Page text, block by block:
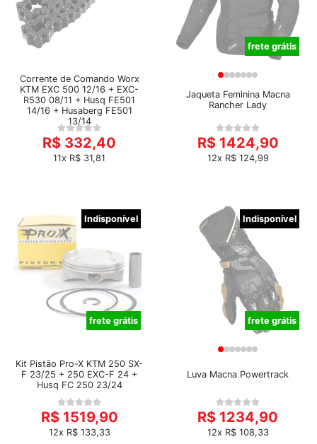
Corrente de Comando Worx
KTM EXC 500 12/16 + EXC-
R530 08/11 + Husq FE501
14/16 + Husaberg FE501
13/14
R$ 332,40
11x R$ 31,81
frete grátis
Jaqueta Feminina Macna
Rancher Lady
R$ 1424,90
12x R$ 124,99
Indisponível
frete grátis
Kit Pistão Pro-X KTM 250 SX-
F 23/25 + 250 EXC-F 24 +
Husq FC 250 23/24
R$ 1519,90
12x R$ 133,33
Indisponível
frete grátis
Luva Macna Powertrack
R$ 1234,90
12x R$ 108,33